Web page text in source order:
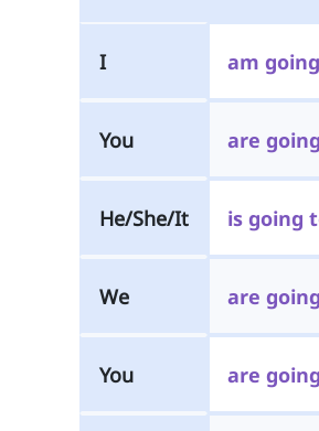
I am going
You are going
He/She/It is going
We are going
You are going